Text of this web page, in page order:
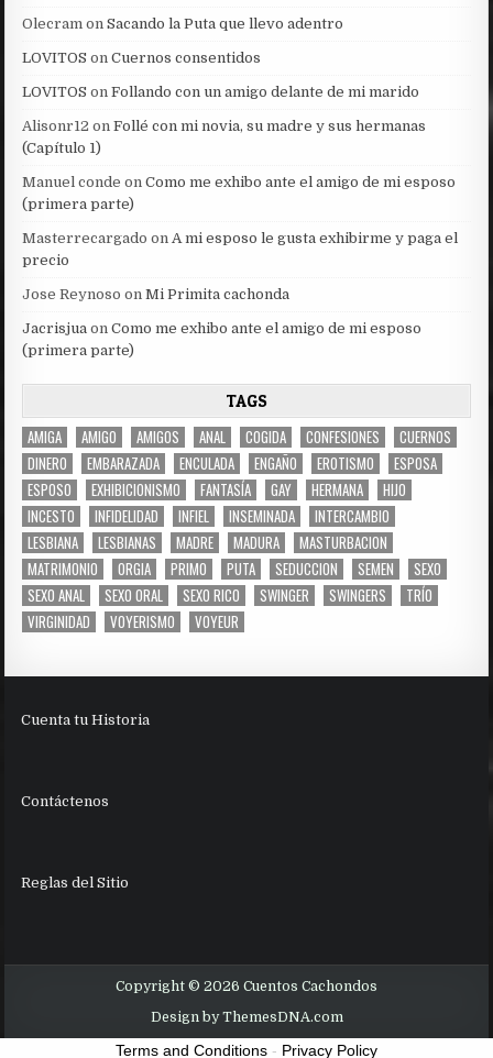
Olecram onSacando la Puta que llevo adentro
LOVITOS onCuernos consentidos
LOVITOS onFollando con un amigo delante de mi marido
Alisonr12 onFollé con mi novia, su madre y sus hermanas
(Capítulo 1)
Manuel conde onComo me exhibo ante el amigo de mi esposo
(primera parte)
Masterrecargado onA mi esposo le gusta exhibirme y paga el
precio
Jose Reynoso onMi Primita cachonda
Jacrisjua onComo me exhibo ante el amigo de mi esposo
(primera parte)
TAGS
AMIGA AMIGO AMIGOS ANAL COGIDA CONFESIONES
CUERNOS
DINERO
EMBARAZADA ENCULADA ENGAÑO EROTISMO
ESPOSA
ESPOSO
EXHIBICIONISMO FANTASÍA GAY HERMANA
HIJO
INCESTO
INFIDELIDAD INFIEL INSEMINADA
INTERCAMBIO
LESBIANA
LESBIANAS MADRE MADURA
MASTURBACION
MATRIMONIO
ORGIA PRIMO PUTA SEDUCCION SEMEN
SEXO
SEXO ANAL
SEXO ORAL SEXO RICO SWINGER SWINGERS
TRÍO
VIRGINIDAD
VOYERISMO VOYEUR
Cuenta tu Historia
Contáctenos
Reglas del Sitio
Copyright © 2026 Cuentos Cachondos
Design by ThemesDNA.com
Terms and Conditions - Privacy Policy